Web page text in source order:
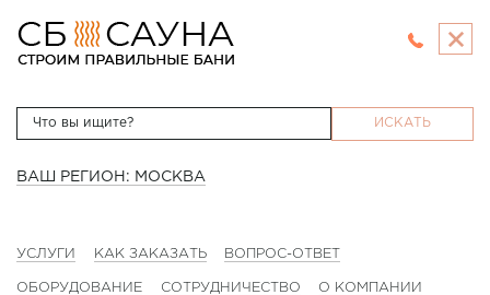
ИСКАТЬ
ВАШ РЕГИОН: МОСКВА
УСЛУГИ КАК ЗАКАЗАТЬ ВОПРОС-ОТВЕТ
ОБОРУДОВАНИЕ СОТРУДНИЧЕСТВО О КОМПАНИИ